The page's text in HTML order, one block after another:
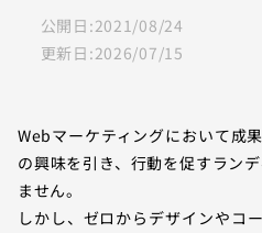
公開日:2021/08/24
更新日:2026/07/15
Webマーケティングにおいて成
の興味を引き、行動を促すラン
ません。
しかし、ゼロからデザインやコ